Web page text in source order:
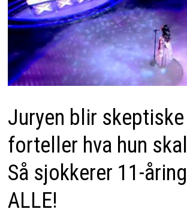
Juryen blir skeptiske
forteller hva hun
Så sjokkerer 11-
ALLE!